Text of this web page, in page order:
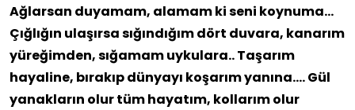
Ağlarsan duyamam, alamam ki seni koynuma…
Çığlığın ulaşırsa sığındığım dört duvara, kanarım
yüreğimden, sığamam uykulara.. Taşarım
hayaline, bırakıp dünyayı koşarım yanına…. Gül
yanakların olur tüm hayatım, kollarım olur